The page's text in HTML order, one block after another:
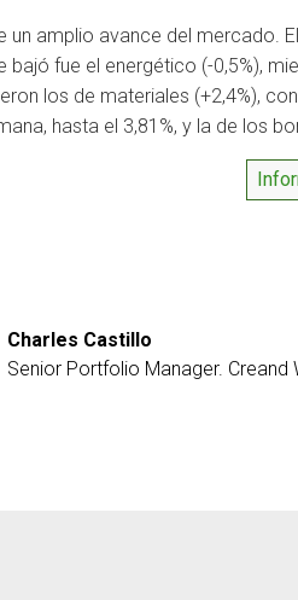
amplio avance del mercado.
fue el energético (-0,5%),
los de materiales (+2,4%),
hasta el 3,81%, y la de los
Charles Castillo
Senior Portfolio Manager.